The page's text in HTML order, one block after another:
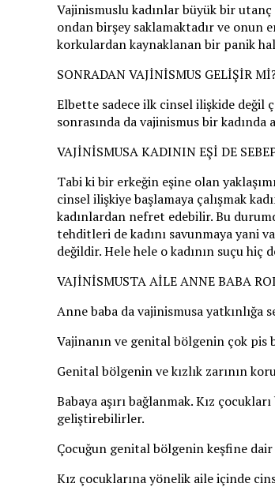
Vajinismuslu kadınlar büyük bir utanç
ondan birşey saklamaktadır ve onun
korkulardan kaynaklanan bir panik
SONRADAN VAJİNİSMUS GELİŞİR
Elbette sadece ilk cinsel ilişkide değil
sonrasında da vajinismus bir kadında
VAJİNİSMUSA KADININ EŞİ DE
Tabi ki bir erkeğin eşine olan
cinsel ilişkiye başlamaya çalışmak
kadınlardan nefret edebilir. Bu
tehditleri de kadını savunmaya yani
değildir. Hele hele o kadının suçu hiç
VAJİNİSMUSTA AİLE ANNE BABA
Anne baba da vajinismusa yatkınlığa
Vajinanın ve genital bölgenin çok
Genital bölgenin ve kızlık zarının
Babaya aşırı bağlanmak. Kız
geliştirebilirler.
Çocuğun genital bölgenin keşfine dair
Kız çocuklarına yönelik aile içinde